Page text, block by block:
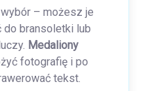
– możesz je
do bransoletki lub
Medaliony
fotografię i po
tekst.